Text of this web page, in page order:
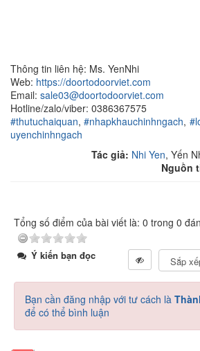
Thông tin liên hệ: Ms. YenNhi
Web: https://doortodoorviet.com
Email: sale03@doortodoorviet.com
Hotline/zalo/viber: 0386367575
#thutuchaiquan,#nhapkhauchinhngach,
uyenchinhngach
Tác giả: Nhi Yen, Yến
Nguồn
Tổng số điểm của bài viết là: 0 trong 0
Ý kiến bạn đọc
Bạn cần đăng nhập với tư cách là
để có thể bình luận